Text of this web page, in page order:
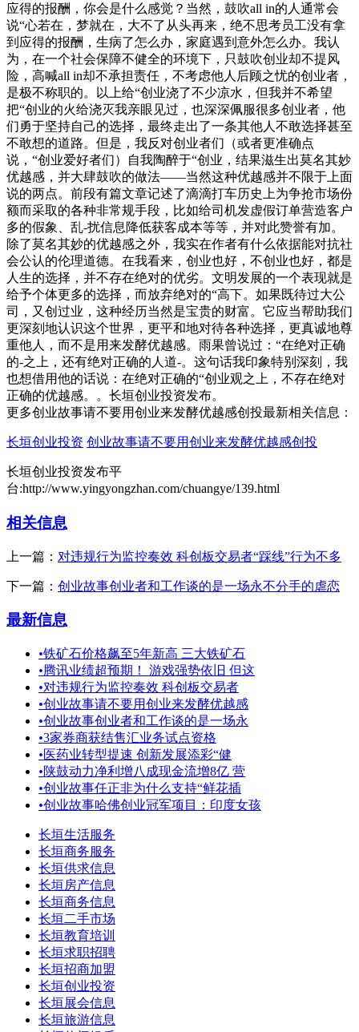
应得的报酬，你会是什么感觉？当然，鼓吹all in的人通常会
说“心若在，梦就在，大不了从头再来，绝不思考员工没有拿
到应得的报酬，生病了怎么办，家庭遇到意外怎么办。我认
为，在一个社会保障不健全的环境下，只鼓吹创业却不提风
险，高喊all in却不承担责任，不考虑他人后顾之忧的创业者，
是极不称职的。以上给“创业浇了不少凉水，但我并不希望
把“创业的火给浇灭我亲眼见过，也深深佩服很多创业者，他
们勇于坚持自己的选择，最终走出了一条其他人不敢选择甚至
不敢想的道路。但是，我反对创业者们（或者更准确点
说，“创业爱好者们）自我陶醉于“创业，结果滋生出莫名其妙
优越感，并大肆鼓吹的做法——当然这种优越感并不限于上面
说的两点。前段有篇文章记述了滴滴打车历史上为争抢市场份
额而采取的各种非常规手段，比如给司机发虚假订单营造客户
多的假象、乱-扰信息降低获客成本等等，并对此赞誉有加。
除了莫名其妙的优越感之外，我实在作者有什么依据能对抗社
会公认的伦理道德。在我看来，创业也好，不创业也好，都是
人生的选择，并不存在绝对的优劣。文明发展的一个表现就是
给予个体更多的选择，而放弃绝对的“高下。如果既待过大公
司，又创过业，这种经历当然是宝贵的财富。它应当帮助我们
更深刻地认识这个世界，更平和地对待各种选择，更真诚地尊
重他人，而不是用来发酵优越感。雨果曾说过：“在绝对正确
的-之上，还有绝对正确的人道-。这句话我印象特别深刻，我
也想借用他的话说：在绝对正确的“创业观之上，不存在绝对
正确的优越感。。长垣创业投资发布。
更多创业故事请不要用创业来发酵优越感创投最新相关信息：
长垣创业投资 创业故事请不要用创业来发酵优越感创投
长垣创业投资发布平
台:http://www.yingyongzhan.com/chuangye/139.html
相关信息
上一篇： 对违规行为监控奏效 科创板交易者“踩线”行为不多
下一篇： 创业故事创业者和工作谈的是一场永不分手的虐恋
最新信息
•铁矿石价格飙至5年新高 三大铁矿石
•腾讯业绩超预期！ 游戏强势依旧 但这
•对违规行为监控奏效 科创板交易者
•创业故事请不要用创业来发酵优越感
•创业故事创业者和工作谈的是一场永
•3家券商获结售汇业务试点资格
•医药业转型提速 创新发展添彩“健
•陕鼓动力净利增八成现金流增8亿 营
•创业故事任正非为什么支持“鲜花插
•创业故事哈佛创业冠军项目：印度女孩
长垣生活服务
长垣商务服务
长垣供求信息
长垣房产信息
长垣商务信息
长垣二手市场
长垣教育培训
长垣求职招聘
长垣招商加盟
长垣创业投资
长垣展会信息
长垣旅游信息